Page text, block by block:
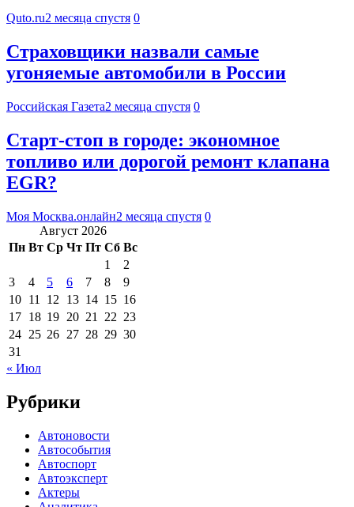
Quto.ru2 месяца спустя 0
Страховщики назвали самые
угоняемые автомобили в России
Российская Газета2 месяца спустя 0
Старт-стоп в городе: экономное
топливо или дорогой ремонт клапана
EGR?
Моя Москва.онлайн2 месяца спустя 0
Август 2026
Пн Вт Ср Чт Пт Сб Вс
1
2
3
4 5 6 7 8
9
10 11 12 13 14 15 16
17 18 19 20 21 22 23
24 25 26 27 28 29 30
31
« Июл
Рубрики
Автоновости
Автособытия
Автоспорт
Автоэксперт
Актеры